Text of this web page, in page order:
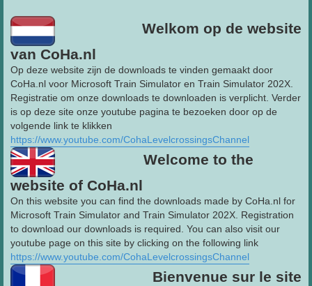
Welkom op de website
van CoHa.nl
Op deze website zijn de downloads te vinden gemaakt door
CoHa.nl voor Microsoft Train Simulator en Train Simulator 202X.
Registratie om onze downloads te downloaden is verplicht. Verder
is op deze site onze youtube pagina te bezoeken door op de
volgende link te klikken
https://www.youtube.com/CohaLevelcrossingsChannel
Welcome to the
website of CoHa.nl
On this website you can find the downloads made by CoHa.nl for
Microsoft Train Simulator and Train Simulator 202X. Registration
to download our downloads is required. You can also visit our
youtube page on this site by clicking on the following link
https://www.youtube.com/CohaLevelcrossingsChannel
Bienvenue sur le site